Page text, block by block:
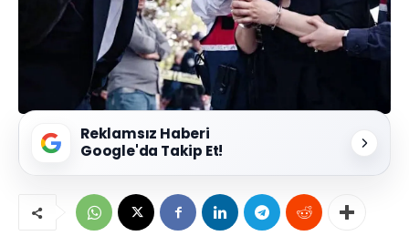
Reklamsız Haberi
Google'da Takip Et!